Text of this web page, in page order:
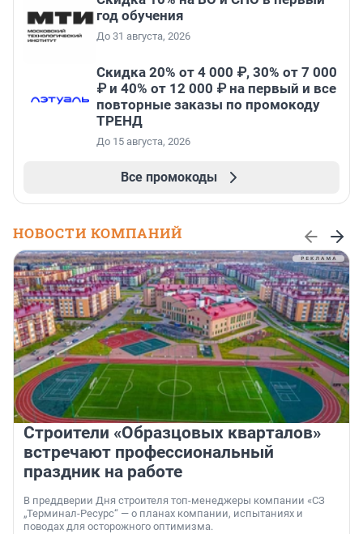
год обучения
До 31 августа, 2026
Скидка 20% от 4 000 ₽, 30% от 7 000
₽ и 40% от 12 000 ₽ на первый и все
повторные заказы по промокоду
ТРЕНД
До 15 августа, 2026
Все промокоды
НОВОСТИ КОМПАНИЙ
Строители «Образцовых кварталов»
встречают профессиональный
праздник на работе
В преддверии Дня строителя топ-менеджеры компании «СЗ
„Терминал-Ресурс“ — о планах компании, испытаниях и
поводах для осторожного оптимизма.